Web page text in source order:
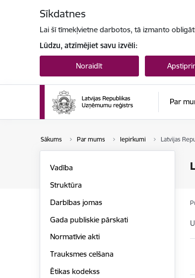
Sīkdatnes
Lai šī tīmekļvietne darbotos, tā izmanto
Lūdzu, atzīmējiet savu izvēli:
Noraidīt
Par
Sākums Par mums Iepirkumi Latvijas
Vadība
Struktūra
Darbības jomas
Gada publiskie pārskati
Normatīvie akti
Trauksmes celšana
Ētikas kodekss